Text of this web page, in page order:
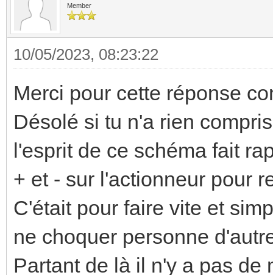
Member
10/05/2023, 08:23:22
Merci pour cette réponse
Désolé si tu n'a rien
l'esprit de ce schéma fait
+ et - sur l'actionneur pour
C'était pour faire vite et
ne choquer personne
Partant de là il n'y a pas de